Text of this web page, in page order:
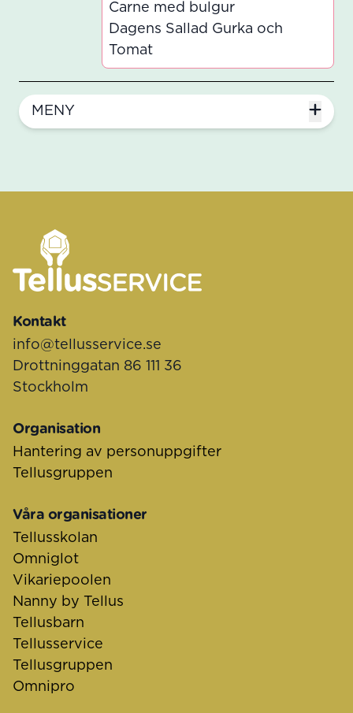
Carne med bulgur
Dagens Sallad Gurka och
Tomat
MENY
Sidfot
Kontakt
info@tellusservice.se
Drottninggatan 86 111 36
Stockholm
Organisation
Hantering av personuppgifter
Tellusgruppen
Våra organisationer
Tellusskolan
Omniglot
Vikariepoolen
Nanny by Tellus
Tellusbarn
Tellusservice
Tellusgruppen
Omnipro